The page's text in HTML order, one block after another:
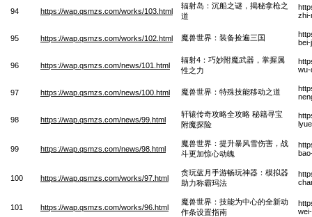
94 https://wap.qsmzs.com/works/103.html
辐射岛：沉船之谜，揭秘拿枪之
道
zhi-
95 https://wap.qsmzs.com/works/102.html 魔兽世界：装备捡遍三国
bei-
96 https://wap.qsmzs.com/news/101.html
辐射4：巧妙附魔武器，掌握属
性之力
wu-
97 https://wap.qsmzs.com/news/100.html 魔兽世界：特殊技能移动之道
98 https://wap.qsmzs.com/news/99.html
轩辕传奇攻略全攻略 秘籍寻宝
附魔探险
99 https://wap.qsmzs.com/news/98.html
魔兽世界：提升暴风雪伤害，战
斗更加惊心动魄
100 https://wap.qsmzs.com/works/97.html
贪玩蓝月手游畅玩神器：模拟器
助力称霸玛法
101 https://wap.qsmzs.com/works/96.html
魔兽世界：技能为中心的全新动
作条设置指南